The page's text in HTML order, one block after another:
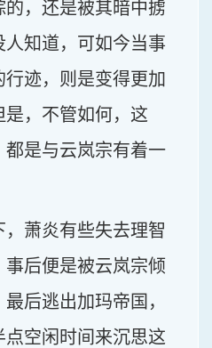
，还是被其暗中掳
知道，可如今当事
迹，则是变得更加
，不管如何，这
是与云岚宗有着一
，萧炎有些失去理智
后便是被云岚宗倾
后逃出加玛帝国，
空闲时间来沉思这